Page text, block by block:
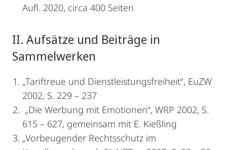
Aufl. 2020, circa 400 Seiten
II. Aufsätze und Beiträge in
Sammelwerken
„Tariftreue und Dienstleistungsfreiheit“, EuZW
2002, S. 229 – 237
„Die Werbung mit Emotionen“, WRP 2002, S.
615 – 627, gemeinsam mit E. Kießling
„Vorbeugender Rechtsschutz im